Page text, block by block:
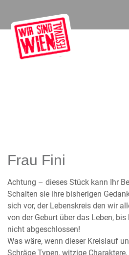
Frau Fini
Achtung – dieses Stück kann Ihr
Schalten sie ihre bisherigen
sich vor, der Lebenskreis den wir
von der Geburt über das Leben,
nicht abgeschlossen!
Was wäre, wenn dieser Kreislauf
Schräge Typen, witzige